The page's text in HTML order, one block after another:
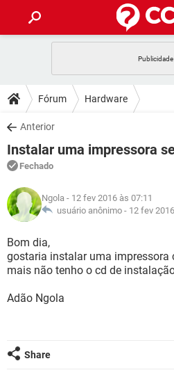
CELULAR
OUTLOOK
INSTAGRAM
GUIA DE COMPRAS
DICAS
JOGOS
OUTLOOK
INSTAGRAM
GUIA DE COMPRAS
DOWNLOADS
JOGOS
CELULAR
OUTLOOK
INSTAGRAM
GUIA DE COMPRAS
FÓRUM
JOGOS
CELULAR
INSTAGRAM
GLOSSÁRIO
JOGOS
CELULAR
OUTLOOK
INSTAGRAM
Fórum Hardware
Anterior
Instalar uma impressora
Fechado
Ngola - 12 fev 2016 às 07:11
usuário anônimo - 12 fev
Bom dia,
gostaria instalar uma impressora
mais não tenho o cd de
Adão Ngola
Share